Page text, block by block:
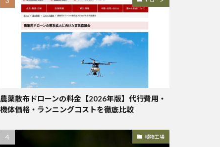
農薬散布ドローンの料金【2026年版】代行費用・
機体価格・ランニングコストを徹底比較
植物工場